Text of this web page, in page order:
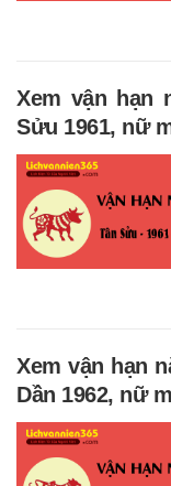
Xem vận hạn
Sửu 1961, nữ
Xem vận hạn
Dần 1962, nữ